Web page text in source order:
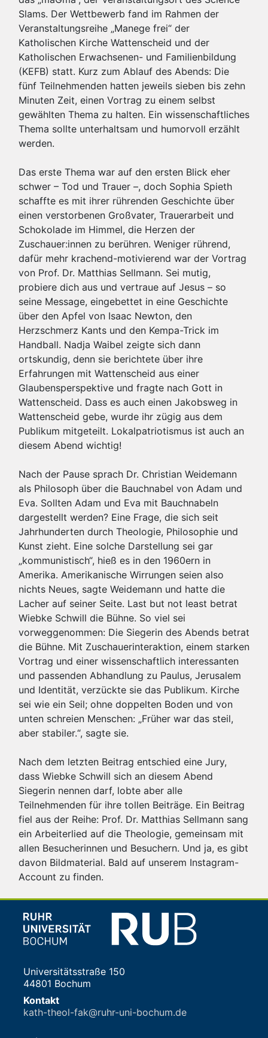
Slams. Der Wettbewerb fand im Rahmen der
Veranstaltungsreihe „Manege frei“ der
Katholischen Kirche Wattenscheid und der
Katholischen Erwachsenen- und Familienbildung
(KEFB) statt. Kurz zum Ablauf des Abends: Die
fünf Teilnehmenden hatten jeweils sieben bis zehn
Minuten Zeit, einen Vortrag zu einem selbst
gewählten Thema zu halten. Ein wissenschaftliches
Thema sollte unterhaltsam und humorvoll erzählt
werden.
Das erste Thema war auf den ersten Blick eher
schwer – Tod und Trauer –, doch Sophia Spieth
schaffte es mit ihrer rührenden Geschichte über
einen verstorbenen Großvater, Trauerarbeit und
Schokolade im Himmel, die Herzen der
Zuschauer:innen zu berühren. Weniger rührend,
dafür mehr krachend-motivierend war der Vortrag
von Prof. Dr. Matthias Sellmann. Sei mutig,
probiere dich aus und vertraue auf Jesus – so
seine Message, eingebettet in eine Geschichte
über den Apfel von Isaac Newton, den
Herzschmerz Kants und den Kempa-Trick im
Handball. Nadja Waibel zeigte sich dann
ortskundig, denn sie berichtete über ihre
Erfahrungen mit Wattenscheid aus einer
Glaubensperspektive und fragte nach Gott in
Wattenscheid. Dass es auch einen Jakobsweg in
Wattenscheid gebe, wurde ihr zügig aus dem
Publikum mitgeteilt. Lokalpatriotismus ist auch an
diesem Abend wichtig!
Nach der Pause sprach Dr. Christian Weidemann
als Philosoph über die Bauchnabel von Adam und
Eva. Sollten Adam und Eva mit Bauchnabeln
dargestellt werden? Eine Frage, die sich seit
Jahrhunderten durch Theologie, Philosophie und
Kunst zieht. Eine solche Darstellung sei gar
„kommunistisch“, hieß es in den 1960ern in
Amerika. Amerikanische Wirrungen seien also
nichts Neues, sagte Weidemann und hatte die
Lacher auf seiner Seite. Last but not least betrat
Wiebke Schwill die Bühne. So viel sei
vorweggenommen: Die Siegerin des Abends betrat
die Bühne. Mit Zuschauerinteraktion, einem starken
Vortrag und einer wissenschaftlich interessanten
und passenden Abhandlung zu Paulus, Jerusalem
und Identität, verzückte sie das Publikum. Kirche
sei wie ein Seil; ohne doppelten Boden und von
unten schreien Menschen: „Früher war das steil,
aber stabiler.“, sagte sie.
Nach dem letzten Beitrag entschied eine Jury,
dass Wiebke Schwill sich an diesem Abend
Siegerin nennen darf, lobte aber alle
Teilnehmenden für ihre tollen Beiträge. Ein Beitrag
fiel aus der Reihe: Prof. Dr. Matthias Sellmann sang
ein Arbeiterlied auf die Theologie, gemeinsam mit
allen Besucherinnen und Besuchern. Und ja, es gibt
davon Bildmaterial. Bald auf unserem Instagram-
Account zu finden.
Universitätsstraße 150
44801 Bochum
Kontakt
kath-theol-fak@ruhr-uni-bochum.de